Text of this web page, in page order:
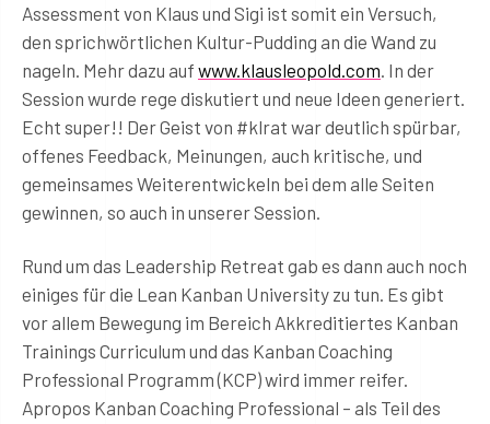
Assessment von Klaus und Sigi ist somit ein Versuch,
den sprichwörtlichen Kultur-Pudding an die Wand zu
nageln. Mehr dazu auf www.klausleopold.com . In der
Session wurde rege diskutiert und neue Ideen generiert.
Echt super!! Der Geist von #klrat war deutlich spürbar,
offenes Feedback, Meinungen, auch kritische, und
gemeinsames Weiterentwickeln bei dem alle Seiten
gewinnen, so auch in unserer Session.
Rund um das Leadership Retreat gab es dann auch noch
einiges für die Lean Kanban University zu tun. Es gibt
vor allem Bewegung im Bereich Akkreditiertes Kanban
Trainings Curriculum und das Kanban Coaching
Professional Programm (KCP) wird immer reifer.
Apropos Kanban Coaching Professional – als Teil des